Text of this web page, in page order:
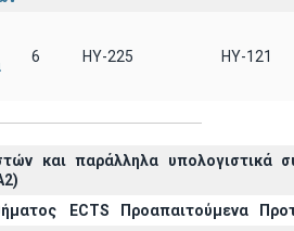
6 HY-225 HY-121
και παράλληλα υπολογιστικά
ECTS Προαπαιτούμενα